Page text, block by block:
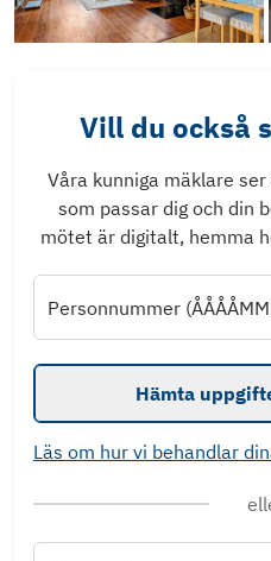
Vill du också
Våra kunniga mäklare
som passar dig och din
mötet är digitalt, hemma
Personnummer
Hämta
Läs om hur vi behandlar